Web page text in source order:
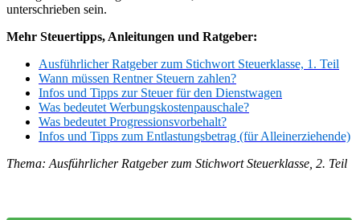
unterschrieben sein.
Mehr Steuertipps, Anleitungen und Ratgeber:
Ausführlicher Ratgeber zum Stichwort Steuerklasse, 1. Teil
Wann müssen Rentner Steuern zahlen?
Infos und Tipps zur Steuer für den Dienstwagen
Was bedeutet Werbungskostenpauschale?
Was bedeutet Progressionsvorbehalt?
Infos und Tipps zum Entlastungsbetrag (für Alleinerziehende)
Thema: Ausführlicher Ratgeber zum Stichwort Steuerklasse, 2. Teil